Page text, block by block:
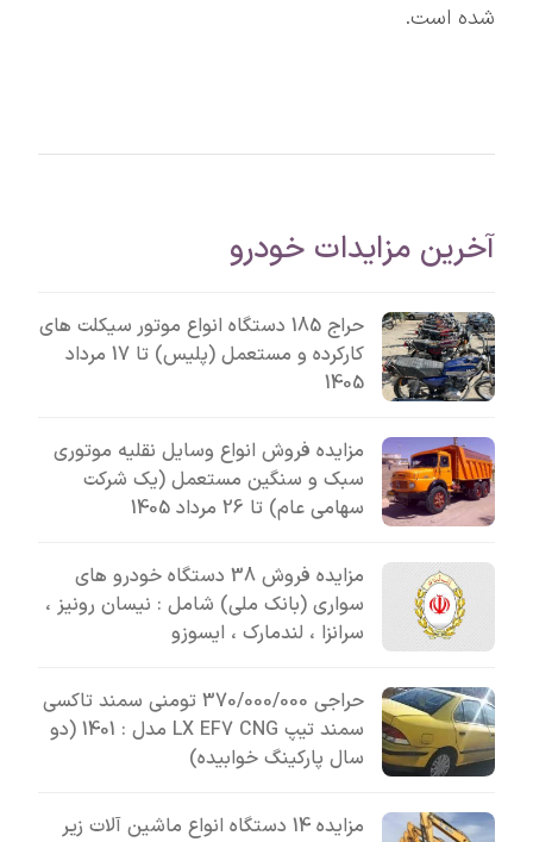
شده است.
آخرین مزایدات خودرو
حراج 185 دستگاه انواع موتور سیکلت های
کارکرده و مستعمل (پلیس) تا 17 مرداد
1405
مزایده فروش انواع وسایل نقلیه موتوری
سبک و سنگین مستعمل (یک شرکت
سهامی عام) تا 26 مرداد 1405
مزایده فروش 38 دستگاه خودرو های
سواری (بانک ملی) شامل : نیسان رونیز ،
سرانزا ، لندمارک ، ایسوزو
حراجی 370/000/000 تومنی سمند تاکسی
سمند تیپ LX EF7 CNG مدل : 1401 (دو
سال پارکینگ خوابیده)
مزایده 14 دستگاه انواع ماشین آلات زیر